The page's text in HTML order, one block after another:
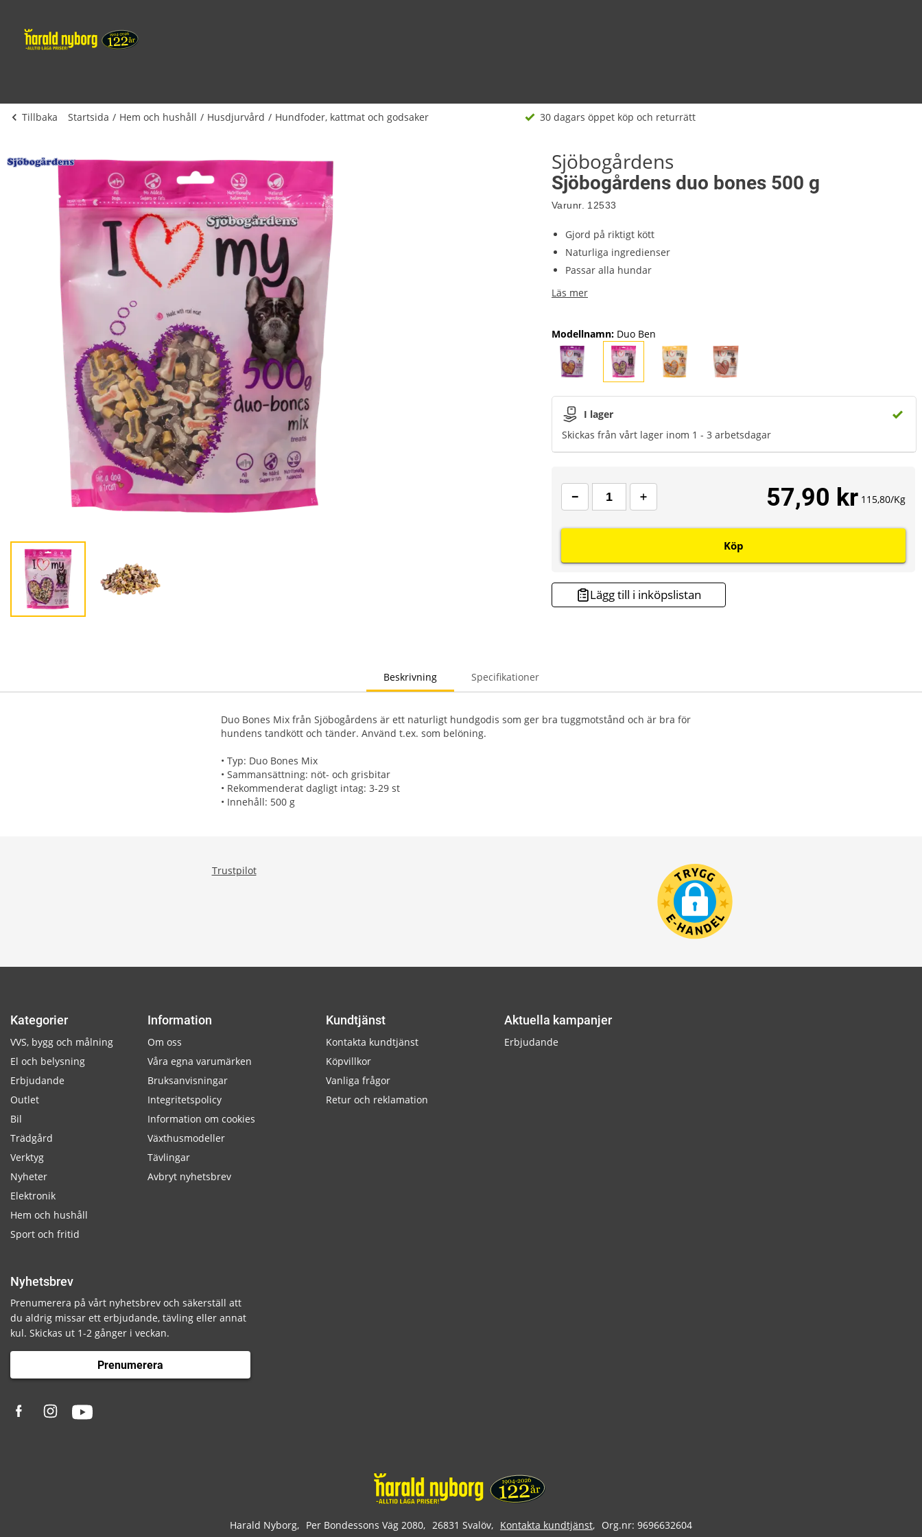
Tillbaka Startsida Hem och hushåll Husdjurvård Hundfoder, kattmat och godsaker 30 dagars öppet köp och returrätt
Sjöbogårdens
Sjöbogårdens duo bones 500 g
Varunr. 12533
Gjord på riktigt kött
Naturliga ingredienser
Passar alla hundar
Läs mer
Modellnamn: Duo Ben
I lager
Skickas från vårt lager inom 1 - 3 arbetsdagar
57,90 kr 115,80/Kg
Köp
Lägg till i inköpslistan
Beskrivning Specifikationer
Duo Bones Mix från Sjöbogårdens är ett naturligt hundgodis som ger bra tuggmotstånd och är bra för
hundens tandkött och tänder. Använd t.ex. som belöning.
• Typ: Duo Bones Mix
• Sammansättning: nöt- och grisbitar
• Rekommenderat dagligt intag: 3-29 st
• Innehåll: 500 g
Trustpilot
Kategorier
VVS, bygg och målning
El och belysning
Erbjudande
Outlet
Bil
Trädgård
Verktyg
Nyheter
Elektronik
Hem och hushåll
Sport och fritid
Information
Om oss
Våra egna varumärken
Bruksanvisningar
Integritetspolicy
Information om cookies
Växthusmodeller
Tävlingar
Avbryt nyhetsbrev
Kundtjänst
Kontakta kundtjänst
Köpvillkor
Vanliga frågor
Retur och reklamation
Aktuella kampanjer
Erbjudande
Nyhetsbrev
Prenumerera på vårt nyhetsbrev och säkerställ att
du aldrig missar ett erbjudande, tävling eller annat
kul. Skickas ut 1-2 gånger i veckan.
Prenumerera
Harald Nyborg Per Bondessons Väg 2080 26831 Svalöv Kontakta kundtjänst Org.nr: 9696632604